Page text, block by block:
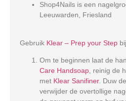
Shop4Nails is een
Leeuwarden, Friesland
Gebruik Klear – Prep your Step
Om te beginnen laat de
Care Handsoap , reinig de
met Klear Sanifiner. Duw
verwijder de overtollige